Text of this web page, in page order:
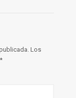
Los
*